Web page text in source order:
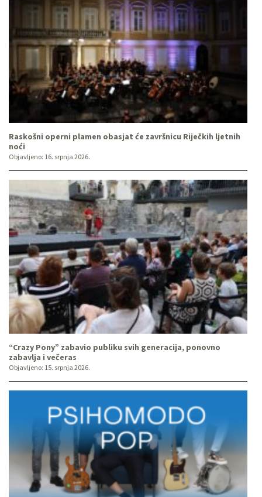
Raskošni operni plamen obasjat će završnicu Riječkih ljetnih
noći
Objavljeno: 16. srpnja 2026.
“Crazy Pony” zabavio publiku svih generacija, ponovno
zabavlja i večeras
Objavljeno: 15. srpnja 2026.